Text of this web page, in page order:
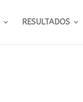
RESULTADOS